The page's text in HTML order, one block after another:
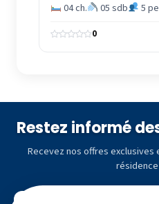
04 ch. 05 sdb 5
0
Restez informé
Recevez nos offres